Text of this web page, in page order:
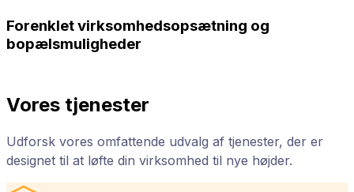
Forenklet virksomhedsopsætning og
bopælsmuligheder
Vores tjenester
Udforsk vores omfattende udvalg af tjenester, der er
designet til at løfte din virksomhed til nye højder.